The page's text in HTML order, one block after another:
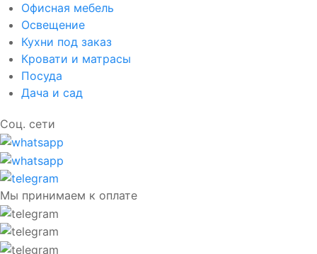
Офисная мебель
Освещение
Кухни под заказ
Кровати и матрасы
Посуда
Дача и сад
Соц. сети
Мы принимаем к оплате